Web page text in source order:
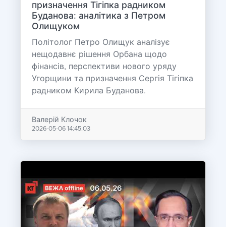
призначення Тігіпка радником
Буданова: аналітика з Петром
Олищуком
Політолог Петро Олищук аналізує
нещодавнє рішення Орбана щодо
фінансів, перспективи нового уряду
Угорщини та призначення Сергія Тігіпка
радником Кирила Буданова.
Валерій Клочок
2026-05-06 14:45:03